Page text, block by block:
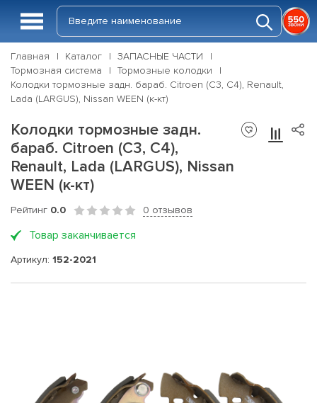
Главная Каталог
ЗАПАСНЫЕ ЧАСТИ
Тормозная система
Тормозные колодки
Колодки тормозные задн. бараб. Citroen (C3, C4), Renault,
Lada (LARGUS), Nissan WEEN (к-кт)
Колодки тормозные задн.
бараб. Citroen (C3, C4),
Renault, Lada (LARGUS), Nissan
WEEN (к-кт)
Рейтинг 0.0 0 отзывов
Товар заканчивается
Артикул: 152-2021